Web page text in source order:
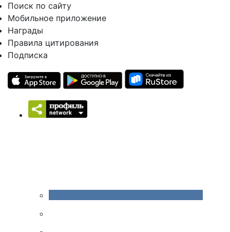
Поиск по сайту
Мобильное приложение
Награды
Правила цитирования
Подписка